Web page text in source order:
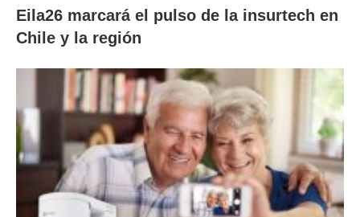
Eila26 marcará el pulso de la insurtech en
Chile y la región